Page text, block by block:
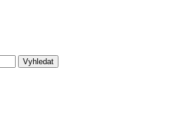
Vyhledat